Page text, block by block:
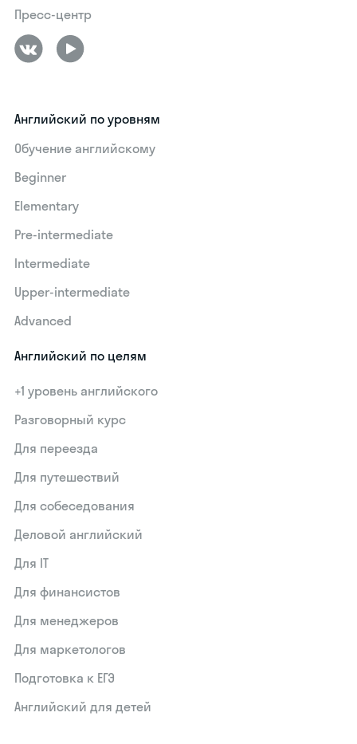
Пресс-центр
Английский по уровням
Обучение английскому
Beginner
Elementary
Pre-intermediate
Intermediate
Upper-intermediate
Advanced
Английский по целям
+1 уровень английского
Разговорный курс
Для переезда
Для путешествий
Для собеседования
Деловой английский
Для IT
Для финансистов
Для менеджеров
Для маркетологов
Подготовка к ЕГЭ
Английский для детей